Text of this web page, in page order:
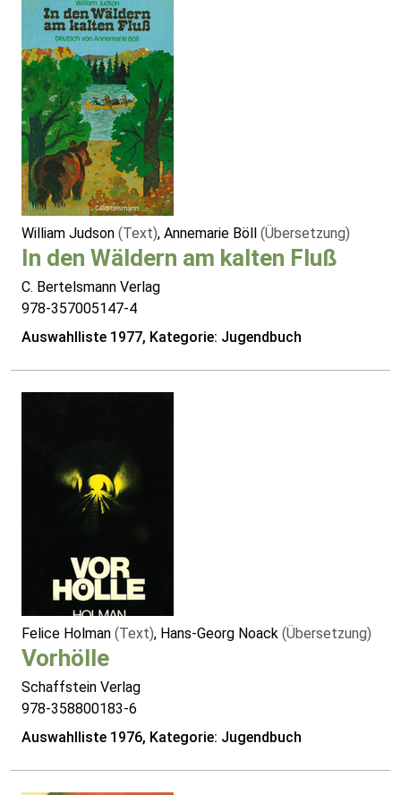
William Judson (Text), Annemarie Böll (Übersetzung)
In den Wäldern am kalten Fluß
C. Bertelsmann Verlag
978-357005147-4
Auswahlliste 1977, Kategorie: Jugendbuch
Felice Holman (Text), Hans-Georg Noack (Übersetzung)
Vorhölle
Schaffstein Verlag
978-358800183-6
Auswahlliste 1976, Kategorie: Jugendbuch